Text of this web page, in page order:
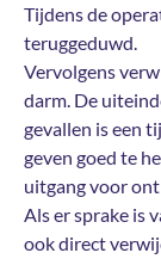
Tijdens de
teruggeduwd.
Vervolgens
darm. De
gevallen is een
geven goed te
uitgang voor
Als er sprake is
ook direct